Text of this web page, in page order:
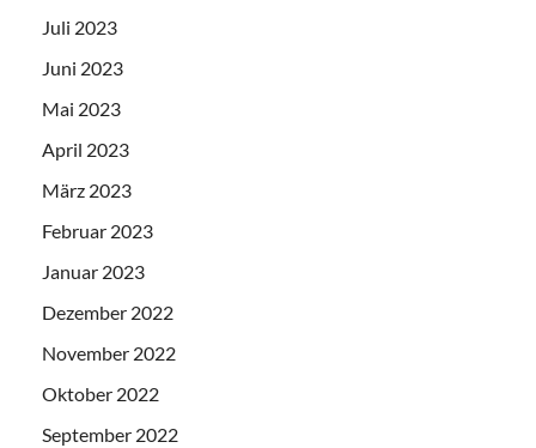
Juli 2023
Juni 2023
Mai 2023
April 2023
März 2023
Februar 2023
Januar 2023
Dezember 2022
November 2022
Oktober 2022
September 2022